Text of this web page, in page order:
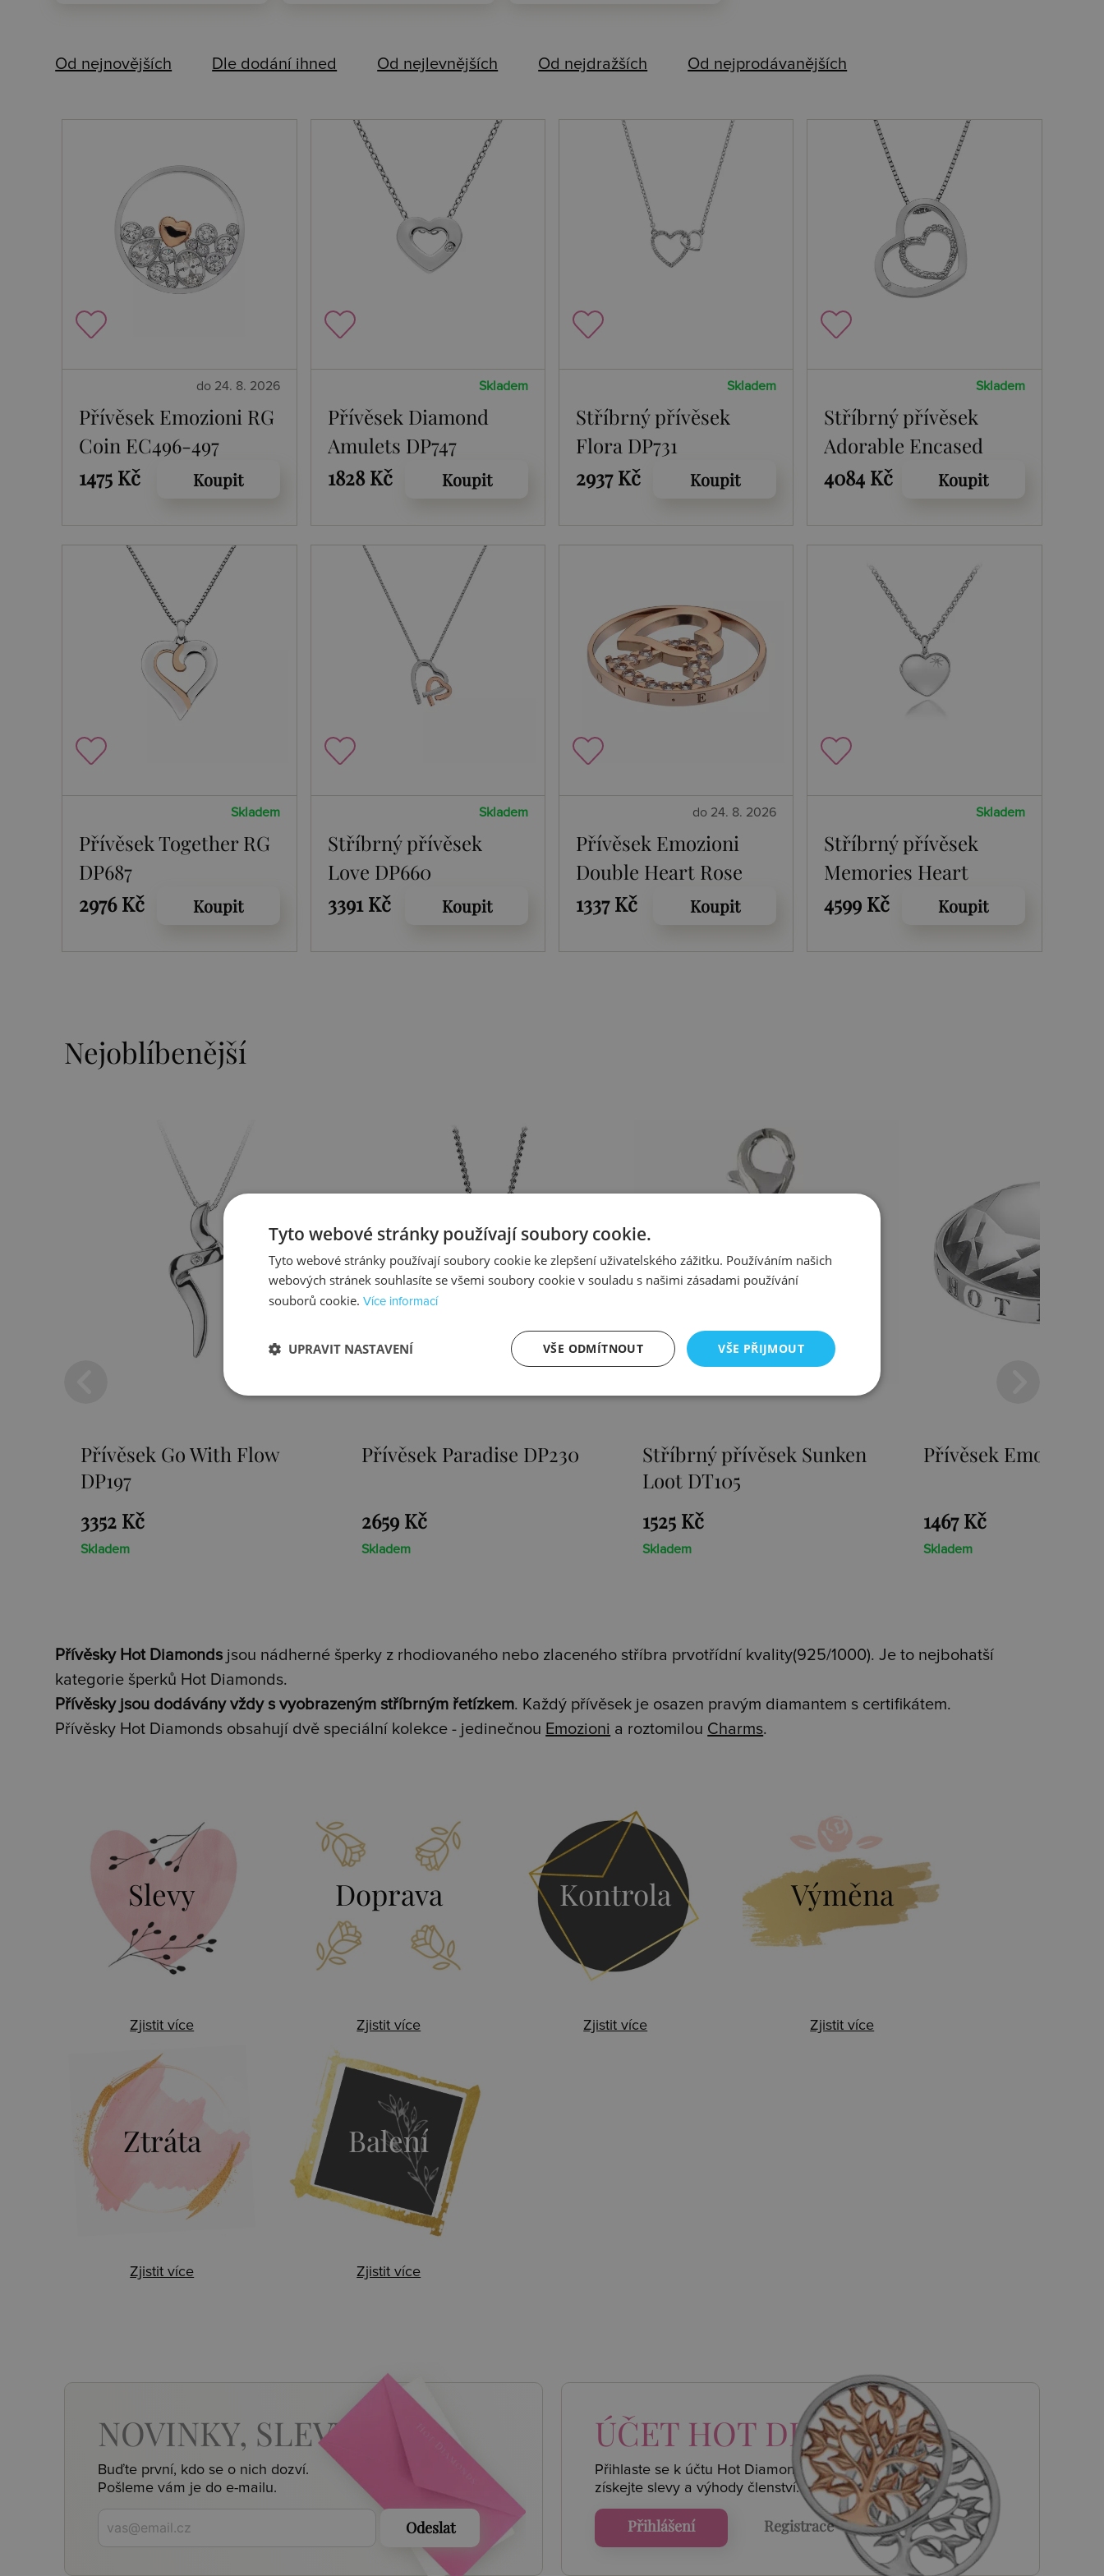
Od nejnovějších Dle dodání ihned Od nejlevnějších Od nejdražších Od nejprodávanějších
do 24. 8. 2026
Přívěsek Emozioni RG
Coin EC496-497
1475 Kč
Koupit
Skladem
Přívěsek Diamond
Amulets DP747
1828 Kč
Koupit
Skladem
Stříbrný přívěsek
Flora DP731
2937 Kč
Koupit
Skladem
Stříbrný přívěsek
Adorable Encased
DP691
4084 Kč Koupit
Skladem
Přívěsek Together RG
DP687
2976 Kč
Koupit
Skladem
Stříbrný přívěsek
Love DP660
3391 Kč
Koupit
do 24. 8. 2026
Přívěsek Emozioni
Double Heart Rose
Gold Coin
1337 Kč Koupit
Skladem
Stříbrný přívěsek
Memories Heart
Locket
4599 Kč Koupit
Nejoblíbenější
Přívěsek Paradise DP230
2659 Kč
Skladem
Stříbrný přívěsek Sunken
1525 Kč
Skladem
Přívěsek Emozioni Ice Coin
1467 Kč
Skladem
Přívěsek Emozioni
1467 Kč
Skladem
Přívěsky Hot Diamonds jsou nádherné šperky z rhodiovaného nebo zlaceného stříbra prvotřídní kvality(925/1000). Je to nejbohatší
kategorie šperků Hot Diamonds.
Přívěsky jsou dodávány vždy s vyobrazeným stříbrným řetízkem. Každý přívěsek je osazen pravým diamantem s certifikátem.
Přívěsky Hot Diamonds obsahují dvě speciální kolekce - jedinečnou Emozioni a roztomilou Charms.
Slevy
Zjistit více
Doprava
Zjistit více
Kontrola
Zjistit více
Výměna
Zjistit více
Ztráta
Zjistit více
Balení
Zjistit více
NOVINKY, SLEVY, AKCE
Buďte první, kdo se o nich dozví.
Pošleme vám je do e-mailu.
Odeslat
ÚČET HOT DIAMONDS
Přihlaste se k účtu Hot Diamonds a
získejte slevy a výhody členství.
Přihlášení Registrace
Tyto webové stránky používají soubory cookie.
Tyto webové stránky používají soubory cookie ke zlepšení uživatelského zážitku. Používáním našich
webových stránek souhlasíte se všemi soubory cookie v souladu s našimi zásadami používání
souborů cookie. Více informací
VŠE PŘIJMOUT
VŠE ODMÍTNOUT
UPRAVIT NASTAVENÍ